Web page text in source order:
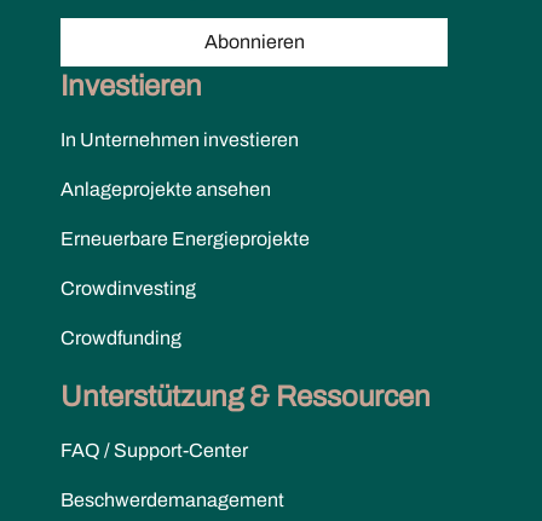
Abonnieren
Investieren
In Unternehmen investieren
Anlageprojekte ansehen
Erneuerbare Energieprojekte
Crowdinvesting
Crowdfunding
Unterstützung & Ressourcen
FAQ / Support-Center
Beschwerdemanagement